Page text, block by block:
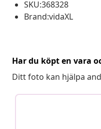
SKU:368328
Brand:vidaXL
Har du köpt en vara
Ditt foto kan hjälpa